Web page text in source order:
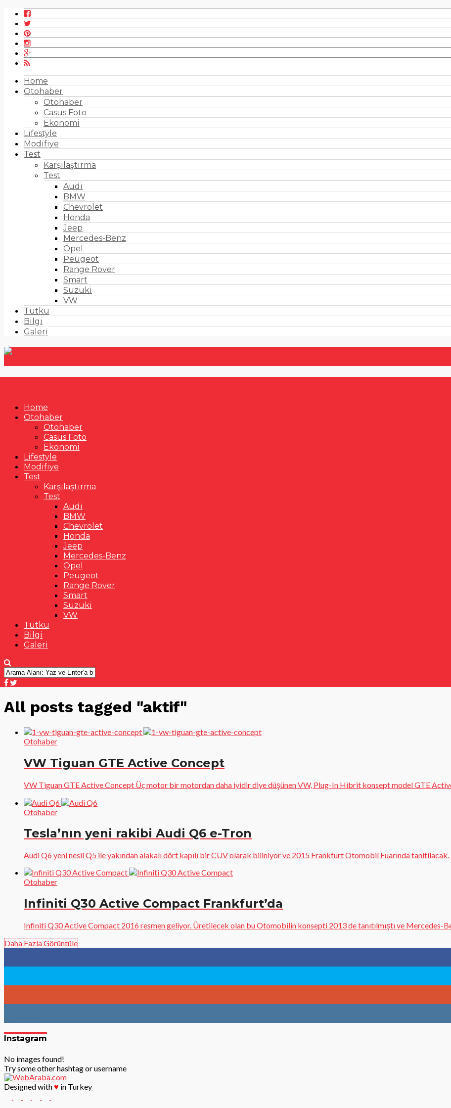
Home
Otohaber
Otohaber
Casus Foto
Ekonomi
Lifestyle
Modifiye
Test
Karşılaştırma
Test
Audi
BMW
Chevrolet
Honda
Jeep
Mercedes-Benz
Opel
Peugeot
Range Rover
Smart
Suzuki
VW
Tutku
Bilgi
Galeri
Home
Otohaber
Otohaber
Casus Foto
Ekonomi
Lifestyle
Modifiye
Test
Karşılaştırma
Test
Audi
BMW
Chevrolet
Honda
Jeep
Mercedes-Benz
Opel
Peugeot
Range Rover
Smart
Suzuki
VW
Tutku
Bilgi
Galeri
All posts tagged "aktif"
Otohaber
VW Tiguan GTE Active Concept
VW Tiguan GTE Active Concept Üç motor bir motordan daha iyidir diye düşünen VW, Plug-In Hibrit konsept model GTE Active
Otohaber
Tesla’nın yeni rakibi Audi Q6 e-Tron
Audi Q6 yeni nesil Q5 ile yakından alakalı dört kapılı bir CUV olarak biliniyor ve 2015 Frankfurt Otomobil Fuarında tanitilacak.
Otohaber
Infiniti Q30 Active Compact Frankfurt’da
Infiniti Q30 Active Compact 2016 resmen geliyor. Üretilecek olan bu Otomobilin konsepti 2013 de tanıtılmıştı ve Mercedes-
Daha Fazla Görüntüle
Instagram
No images found!
Try some other hashtag or username
Designed with♥ in Turkey